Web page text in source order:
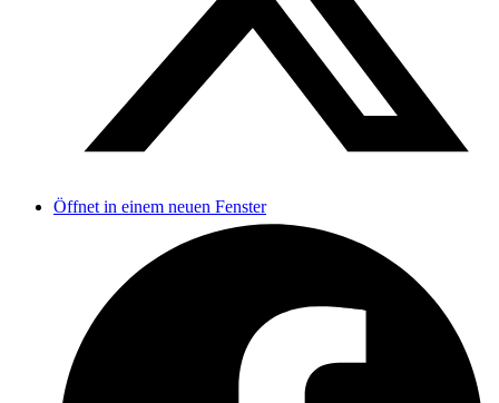
Öffnet in einem neuen Fenster